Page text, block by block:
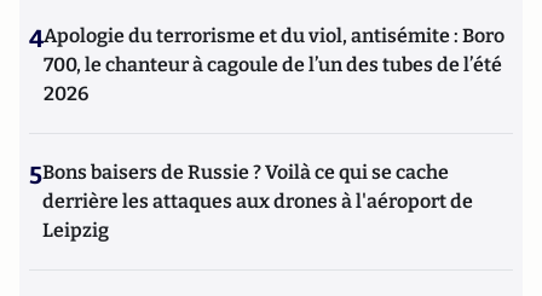
4Apologie du terrorisme et du viol, antisémite : Boro
700, le chanteur à cagoule de l’un des tubes de l’été
2026
5Bons baisers de Russie ? Voilà ce qui se cache
derrière les attaques aux drones à l'aéroport de
Leipzig